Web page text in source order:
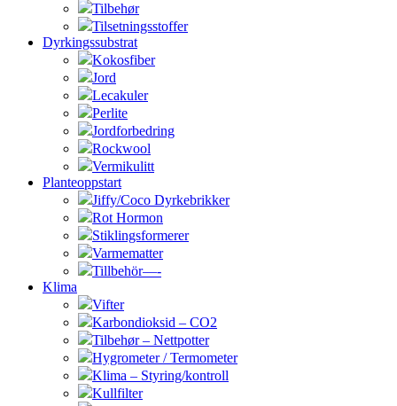
Tilbehør
Tilsetningsstoffer
Dyrkingssubstrat
Kokosfiber
Jord
Lecakuler
Perlite
Jordforbedring
Rockwool
Vermikulitt
Planteoppstart
Jiffy/Coco Dyrkebrikker
Rot Hormon
Stiklingsformerer
Varmematter
Tillbehör—-
Klima
Vifter
Karbondioksid – CO2
Tilbehør – Nettpotter
Hygrometer / Termometer
Klima – Styring/kontroll
Kullfilter